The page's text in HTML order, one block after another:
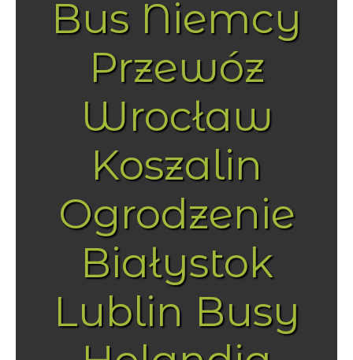
Bus Niemcy
Przewóz
Wrocław
Koszalin
Ogrodzenie
Białystok
Lublin Busy